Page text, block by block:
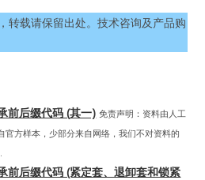
转载请保留出处。技术咨询及产品购
前后缀代码 (其一) 免责声明：资料由人工
官方样本，少部分来自网络，我们不对资料的
前后缀代码 (紧定套、退卸套和锁紧